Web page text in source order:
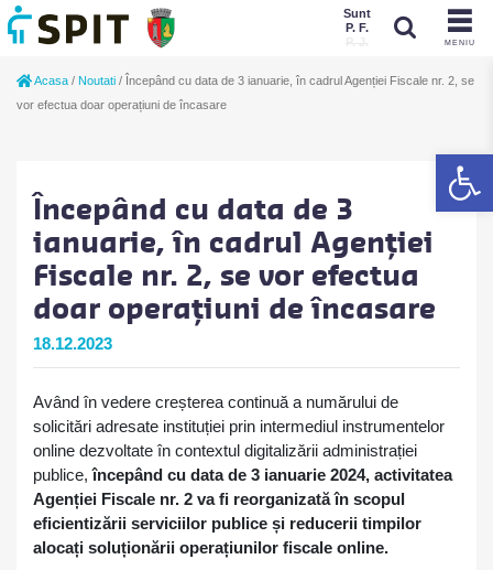
MENIU
Sunt
P. F.
P. J.
Acasa / Noutati / Începând cu data de 3 ianuarie, în cadrul Agenției Fiscale nr. 2, se
vor efectua doar operațiuni de încasare
Începând cu data de 3
ianuarie, în cadrul Agenției
Fiscale nr. 2, se vor efectua
doar operațiuni de încasare
18.12.2023
Având în vedere creșterea continuă a numărului de
solicitări adresate instituției prin intermediul instrumentelor
online dezvoltate în contextul digitalizării administrației
publice,începând cu data de 3 ianuarie 2024, activitatea
Agenției Fiscale nr. 2 va fi reorganizată în scopul
eficientizării serviciilor publice și reducerii timpilor
alocați soluționării operațiunilor fiscale online.